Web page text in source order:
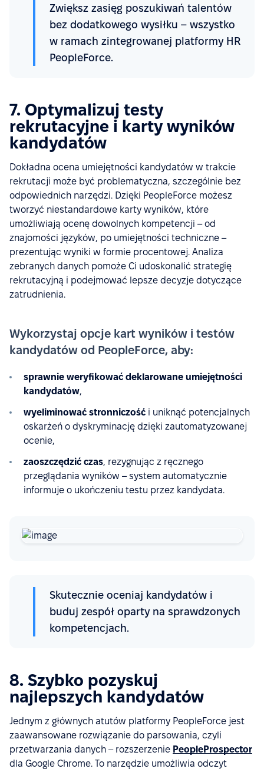
Zwiększ zasięg poszukiwań talentów
bez dodatkowego wysiłku – wszystko
w ramach zintegrowanej platformy HR
PeopleForce.
7. Optymalizuj testy
rekrutacyjne i karty wyników
kandydatów
Dokładna ocena umiejętności kandydatów w trakcie
rekrutacji może być problematyczna, szczególnie bez
odpowiednich narzędzi. Dzięki PeopleForce możesz
tworzyć niestandardowe karty wyników, które
umożliwiają ocenę dowolnych kompetencji – od
znajomości języków, po umiejętności techniczne –
prezentując wyniki w formie procentowej. Analiza
zebranych danych pomoże Ci udoskonalić strategię
rekrutacyjną i podejmować lepsze decyzje dotyczące
zatrudnienia.
Wykorzystaj opcje kart wyników i testów
kandydatów od PeopleForce, aby:
sprawnie weryfikować deklarowane umiejętności
kandydatów,
wyeliminować stronniczość i uniknąć potencjalnych
oskarżeń o dyskryminację dzięki zautomatyzowanej
ocenie,
zaoszczędzić czas, rezygnując z ręcznego
przeglądania wyników – system automatycznie
informuje o ukończeniu testu przez kandydata.
Skutecznie oceniaj kandydatów i
buduj zespół oparty na sprawdzonych
kompetencjach.
8. Szybko pozyskuj
najlepszych kandydatów
Jednym z głównych atutów platformy PeopleForce jest
zaawansowane rozwiązanie do parsowania, czyli
przetwarzania danych – rozszerzenie PeopleProspector
dla Google Chrome. To narzędzie umożliwia odczyt